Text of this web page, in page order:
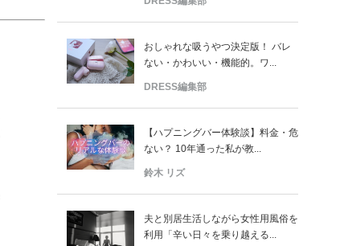
おしゃれな吸うやつ決定版！ バレ
ない・かわいい・機能的。ワ...
DRESS編集部
【ハプニングバー体験談】料金・危
ない？ 10年通った私が教...
鈴木 リズ
夫と別居生活しながら女性用風俗を
利用「辛い日々を乗り越える...